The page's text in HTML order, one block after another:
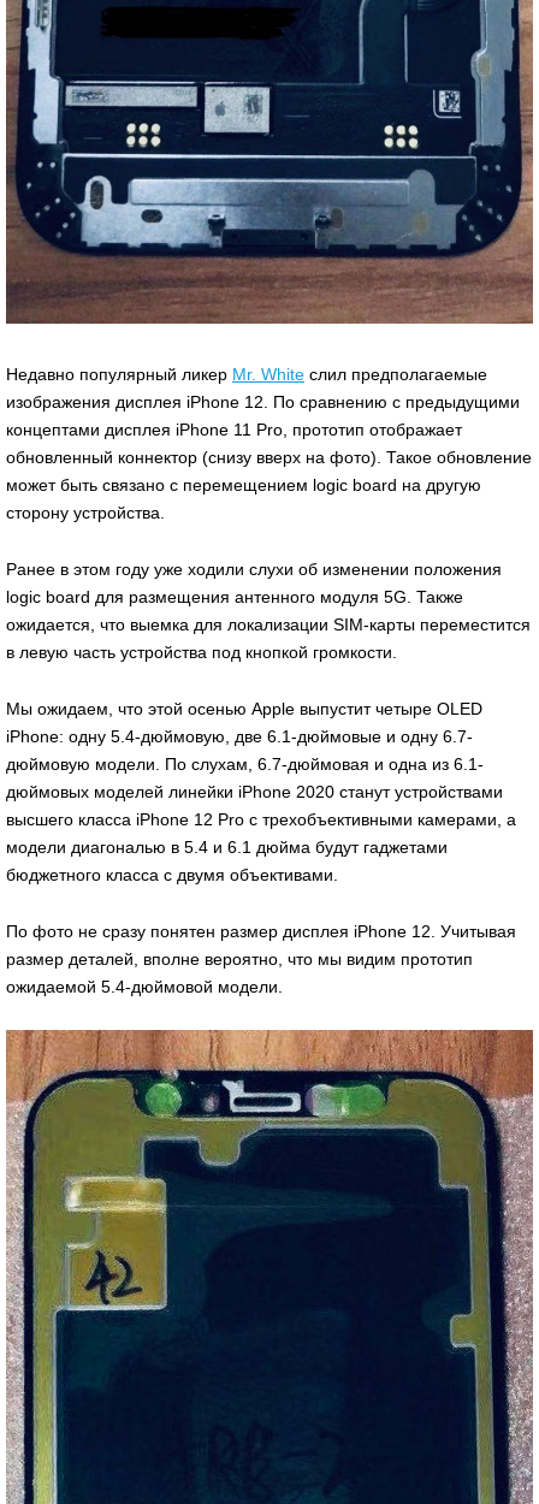
Недавно популярный ликер Mr. White слил предполагаемые
изображения дисплея iPhone 12. По сравнению с предыдущими
концептами дисплея iPhone 11 Pro, прототип отображает
обновленный коннектор (снизу вверх на фото). Такое обновление
может быть связано с перемещением logic board на другую
сторону устройства.
Ранее в этом году уже ходили слухи об изменении положения
logic board для размещения антенного модуля 5G. Также
ожидается, что выемка для локализации SIM-карты переместится
в левую часть устройства под кнопкой громкости.
Мы ожидаем, что этой осенью Apple выпустит четыре OLED
iPhone: одну 5.4-дюймовую, две 6.1-дюймовые и одну 6.7-
дюймовую модели. По слухам, 6.7-дюймовая и одна из 6.1-
дюймовых моделей линейки iPhone 2020 станут устройствами
высшего класса iPhone 12 Pro с трехобъективными камерами, а
модели диагональю в 5.4 и 6.1 дюйма будут гаджетами
бюджетного класса с двумя объективами.
По фото не сразу понятен размер дисплея iPhone 12. Учитывая
размер деталей, вполне вероятно, что мы видим прототип
ожидаемой 5.4-дюймовой модели.